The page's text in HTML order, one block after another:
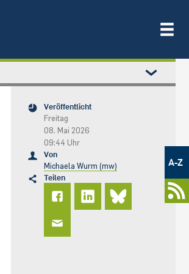
Metamenü
A-Z
Veröffentlicht
Freitag
08. Mai 2026
09:44 Uhr
Von
Michaela Wurm (mw)
Teilen